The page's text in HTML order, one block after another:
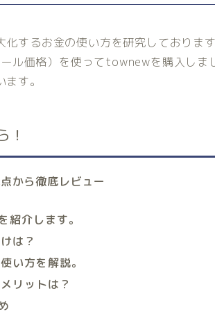
化するお金の使い方を研究しておりま
ル価格）を使ってtownewを購入しま
す。
！
から徹底レビュー
介します。
は？
い方を解説。
リットは？